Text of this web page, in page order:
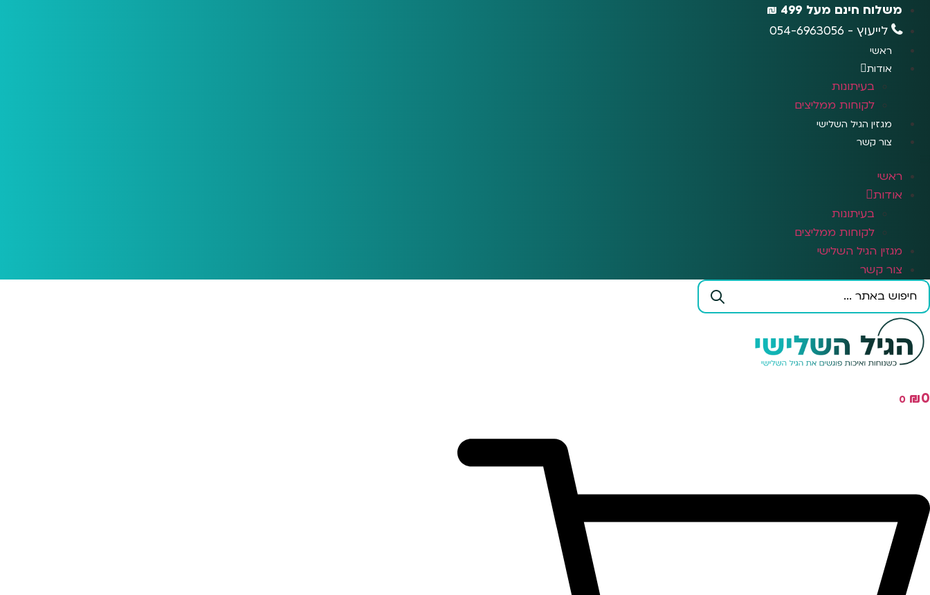
משלוח חינם מעל 499 ₪
לייעוץ - 054-6963056
ראשי
אודות
בעיתונות
לקוחות ממליצים
מגזין הגיל השלישי
צור קשר
ראשי
אודות
בעיתונות
לקוחות ממליצים
מגזין הגיל השלישי
צור קשר
Search
₪0
0